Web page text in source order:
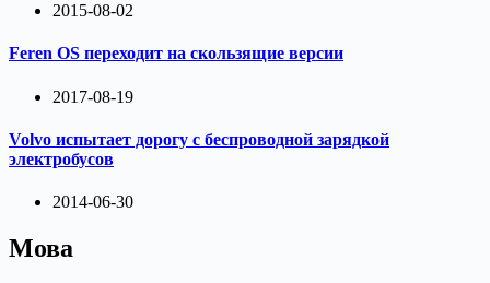
2015-08-02
Feren OS переходит на скользящие версии
2017-08-19
Volvo испытает дорогу с беспроводной зарядкой
электробусов
2014-06-30
Мова